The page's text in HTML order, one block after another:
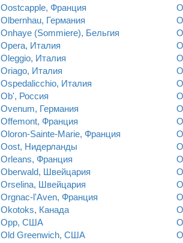
Oostcapple, Франция
Olbernhau, Германия
Onhaye (Sommiere), Бельгия
Opera, Италия
Oleggio, Италия
Oriago, Италия
Ospedalicchio, Италия
Ob', Россия
Ovenum, Германия
Offemont, Франция
Oloron-Sainte-Marie, Франция
Oost, Нидерланды
Orleans, Франция
Oberwald, Швейцария
Orselina, Швейцария
Orgnac-l'Aven, Франция
Okotoks, Канада
Opp, США
Old Greenwich, США